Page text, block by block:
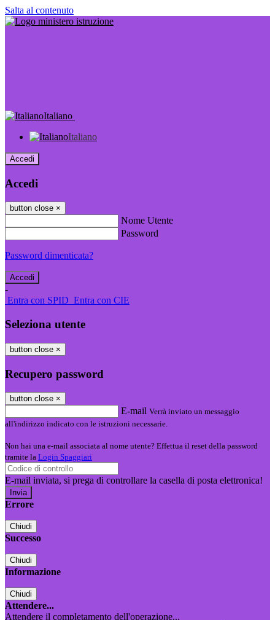
Salta al contenuto
Italiano
Italiano
Accedi
Accedi
button close ×
Nome Utente
Password
Password dimenticata?
-
Entra con SPID Entra con CIE
Seleziona utente
button close ×
Recupero password
button close ×
E-mail Verrà inviato un messaggio
all'indirizzo indicato con le istruzioni necessarie.
Non hai una e-mail associata al nome utente? Effettua il reset della password
tramite la Login Spaggiari
E-mail inviata, si prega di controllare la casella di posta elettronica!
Errore
Chiudi
Successo
Chiudi
Informazione
Chiudi
Attendere...
Attendere il completamento dell'operazione...